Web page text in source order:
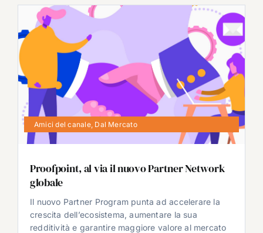
Amici del canale, Dal Mercato
Proofpoint, al via il nuovo Partner Network
globale
Il nuovo Partner Program punta ad accelerare la
crescita dell’ecosistema, aumentare la sua
redditività e garantire maggiore valore al mercato